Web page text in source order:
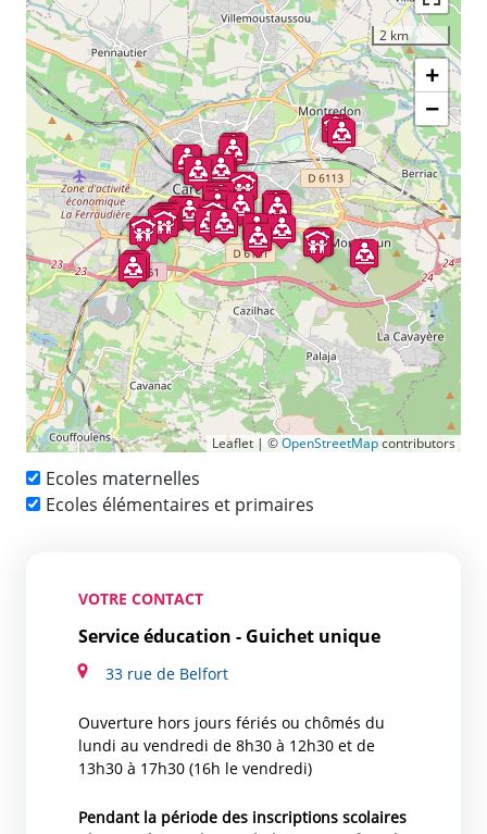
2 km
+
−
Leaflet | ©OpenStreetMapcontributors
Ecoles maternelles
Ecoles élémentaires et primaires
VOTRE CONTACT
Service éducation - Guichet unique
33 rue de Belfort
Ouverture hors jours fériés ou chômés du
lundi au vendredi de 8h30 à 12h30 et de
13h30 à 17h30 (16h le vendredi)
Pendant la période des inscriptions scolaires